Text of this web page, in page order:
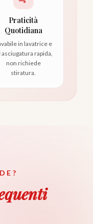
Praticità
Quotidiana
in lavatrice e
asciugatura rapida,
non richiede
stiratura.